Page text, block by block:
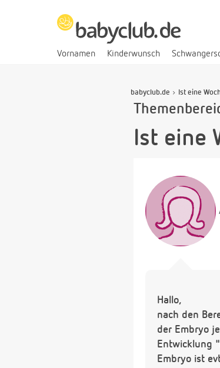
Vornamen Kinderwunsch
babyclub.de Ist eine
Ist eine
Hallo,
nach den
der Embryo
Entwicklung
Embryo ist